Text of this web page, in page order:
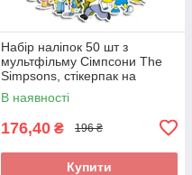
Набір наліпок 50 шт з
мультфільму Сімпсони The
Simpsons, стікерпак на
ноутбук гаджети
В наявності
176,40 ₴ 196 ₴
Купити